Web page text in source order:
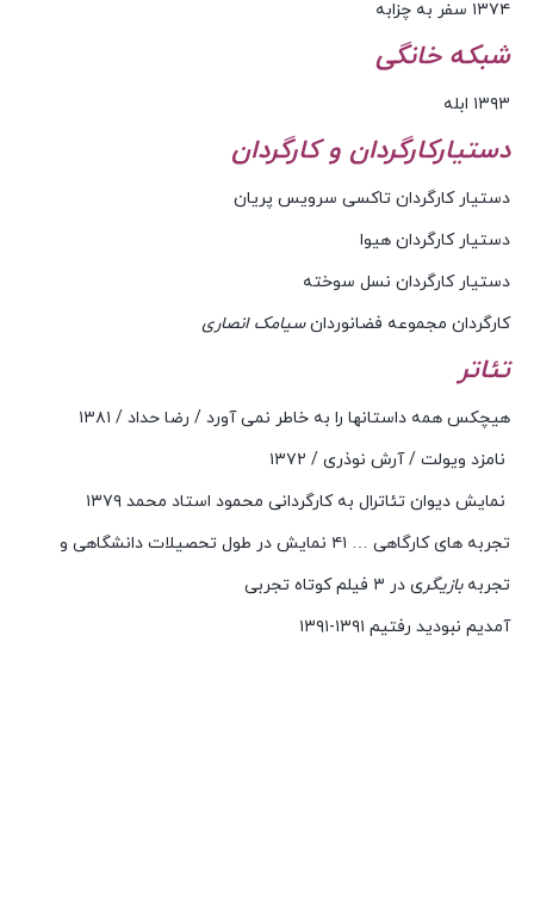
۱۳۷۴ سفر به چزابه
شبکه خانگی
۱۳۹۳ ابله
دستیارکارگردان و کارگردان
دستیار کارگردان تاکسی سرویس پریان
دستیار کارگردان هیوا
دستیار کارگردان نسل سوخته
کارگردان مجموعه فضانوردانسیامک انصاری
تئاتر
هیچکس همه داستانها را به خاطر نمی آورد / رضا حداد / ۱۳۸۱
نامزد ویولت / آرش نوذری / ۱۳۷۲
نمایش دیوان تئاترال به کارگردانی محمود استاد محمد ۱۳۷۹
تجربه های کارگاهی … ۴۱ نمایش در طول تحصیلات دانشگاهی و
تجربهبازیگری در ۳ فیلم کوتاه تجربی
آمدیم نبودید رفتیم ۱۳۹۱-۱۳۹۱